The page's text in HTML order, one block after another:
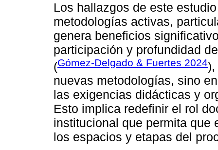
Los hallazgos de este
metodologías activas,
genera beneficios
participación y profundidad
(Gómez-Delgado & Fuertes 2024),
nuevas metodologías, sino
las exigencias didácticas y
Esto implica redefinir el rol
institucional que permita que
los espacios y etapas del